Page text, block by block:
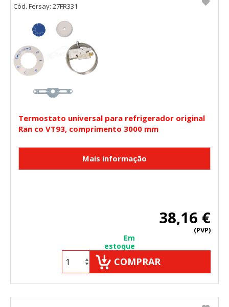
Termostato universal para refrigerador original
Ran co VT93, comprimento 3000 mm
38,16 €
(PVP)
Em
estoque
COMPRAR
Cód. Fersay: 27FR331